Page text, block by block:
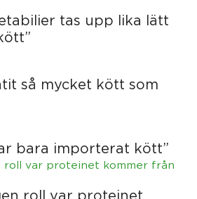
tas upp lika lätt
så mycket kött som
bara importerat kött”
roll var proteinet